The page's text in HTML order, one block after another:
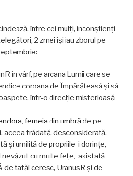
între cei mulți, inconștienți
2 zmei își iau zborul pe
în vârf, pe arcana Lumii care se
coroana de Împărăteasă și să
într-o direcție misterioasă
femeia din umbrăde pe
aceea trădată, desconsiderată,
și umilită de propriile-i dorințe,
nevăzut cu multe fețe, asistată
de tatăl ceresc, UranusR și de